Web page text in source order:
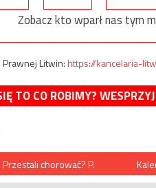
Zobacz kto wparł nas tym
Litwin:https://kancelaria-
TO CO ROBIMY?
chorować? P.